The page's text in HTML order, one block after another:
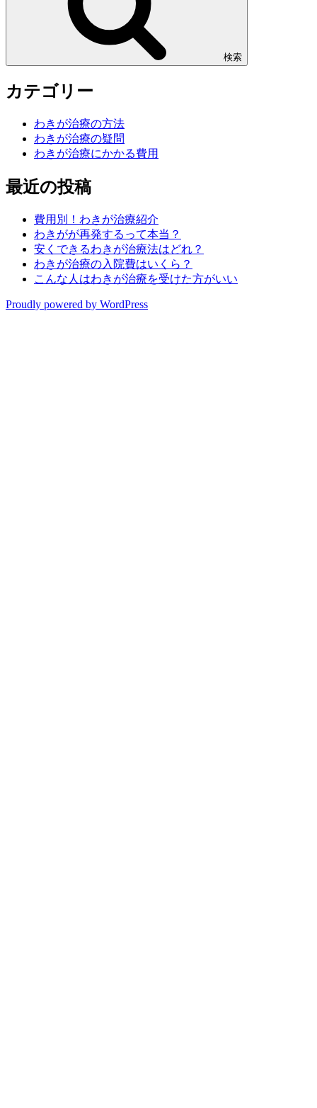
検索
カテゴリー
わきが治療の方法
わきが治療の疑問
わきが治療にかかる費用
最近の投稿
費用別！わきが治療紹介
わきがが再発するって本当？
安くできるわきが治療法はどれ？
わきが治療の入院費はいくら？
こんな人はわきが治療を受けた方がいい
Proudly powered by WordPress